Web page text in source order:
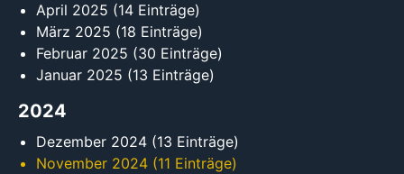
April 2025 (14 Einträge)
März 2025 (18 Einträge)
Februar 2025 (30 Einträge)
Januar 2025 (13 Einträge)
2024
Dezember 2024 (13 Einträge)
November 2024 (11 Einträge)